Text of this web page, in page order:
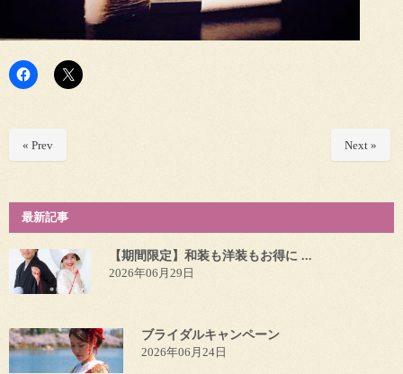
« Prev Next »
最新記事
【期間限定】和装も洋装もお得に ...
2026年06月29日
ブライダルキャンペーン
2026年06月24日